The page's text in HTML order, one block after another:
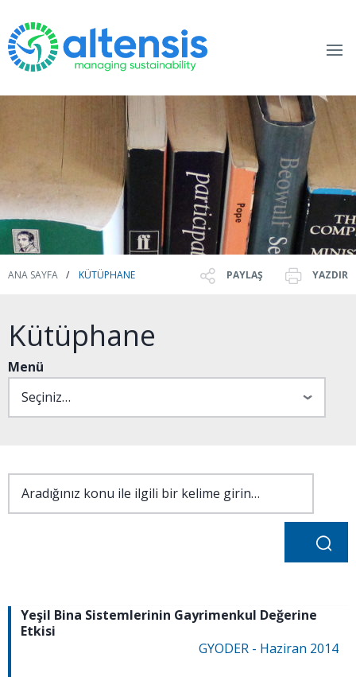
ANA SAYFA KÜTÜPHANE PAYLAŞ YAZDIR
Kütüphane
Menü
Yeşil Bina Sistemlerinin Gayrimenkul Değerine
Etkisi
GYODER - Haziran 2014